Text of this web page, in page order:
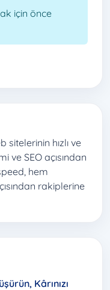
için önce
sitelerinin hızlı ve
ve SEO açısından
hem
rakiplerine
Kârınızı